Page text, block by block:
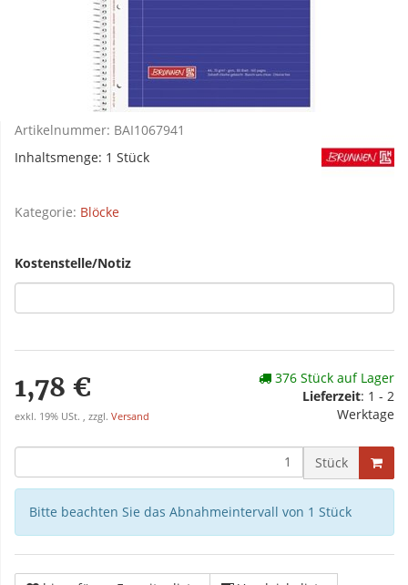
Artikelnummer: BAI1067941
Inhaltsmenge: 1 Stück
Kategorie: Blöcke
Kostenstelle/Notiz
1,78 €
exkl. 19% USt. , zzgl. Versand
376 Stück auf Lager
Lieferzeit: 1 - 2
Werktage
Stück
Bitte beachten Sie das Abnahmeintervall von 1 Stück